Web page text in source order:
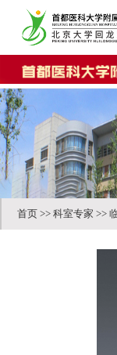
首页 >> 科室专家 >>